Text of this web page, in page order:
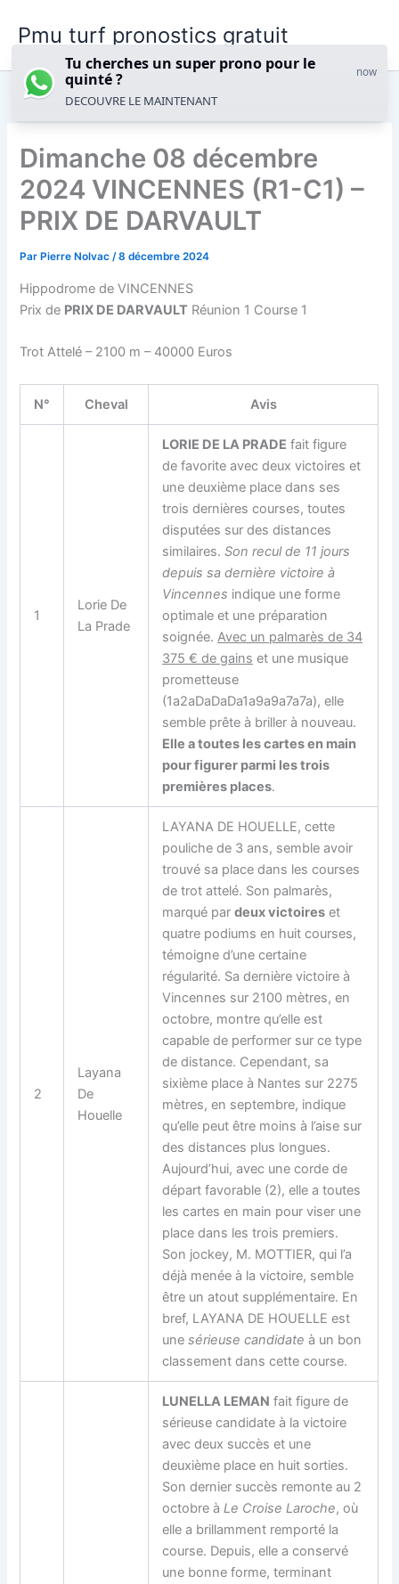
Pmu turf pronostics gratuit
Dimanche 08 décembre
2024 VINCENNES (R1-C1) –
PRIX DE DARVAULT
Par Pierre Nolvac/8 décembre 2024
Hippodrome de VINCENNES
Prix de PRIX DE DARVAULT Réunion 1 Course 1
Trot Attelé – 2100 m – 40000 Euros
N° Cheval Avis
1
Lorie De
La Prade
LORIE DE LA PRADE fait figure
de favorite avec deux victoires et
une deuxième place dans ses
trois dernières courses, toutes
disputées sur des distances
similaires.Son recul de 11 jours
depuis sa dernière victoire à
Vincennes indique une forme
optimale et une préparation
soignée. Avec un palmarès de 34
375 € de gains et une musique
prometteuse
(1a2aDaDaDa1a9a9a7a7a), elle
semble prête à briller à nouveau.
Elle a toutes les cartes en main
pour figurer parmi les trois
premières places.
2
Layana
De
Houelle
LAYANA DE HOUELLE, cette
pouliche de 3 ans, semble avoir
trouvé sa place dans les courses
de trot attelé. Son palmarès,
marqué pardeux victoires et
quatre podiums en huit courses,
témoigne d’une certaine
régularité. Sa dernière victoire à
Vincennes sur 2100 mètres, en
octobre, montre qu’elle est
capable de performer sur ce type
de distance. Cependant, sa
sixième place à Nantes sur 2275
mètres, en septembre, indique
qu’elle peut être moins à l’aise sur
des distances plus longues.
Aujourd’hui, avec une corde de
départ favorable (2), elle a toutes
les cartes en main pour viser une
place dans les trois premiers.
Son jockey, M. MOTTIER, qui l’a
déjà menée à la victoire, semble
être un atout supplémentaire. En
bref, LAYANA DE HOUELLE est
unesérieuse candidate à un bon
classement dans cette course.
LUNELLA LEMAN fait figure de
sérieuse candidate à la victoire
avec deux succès et une
deuxième place en huit sorties.
Son dernier succès remonte au 2
octobre à Le Croise Laroche, où
elle a brillamment remporté la
course. Depuis, elle a conservé
une bonne forme, terminant
Tu cherches un super prono pour le
quinté ?
now
DECOUVRE LE MAINTENANT